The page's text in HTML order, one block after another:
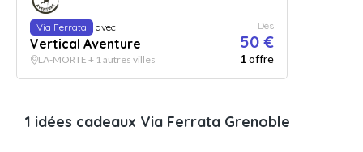
Via Ferrata avec
Vertical Aventure
Dès
50 €
LA-MORTE + 1 autres villes 1offre
1 idées cadeaux Via Ferrata Grenoble